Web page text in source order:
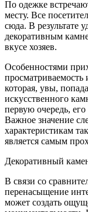
По одежке
месту. Все
сюда. В результате
декоративным
вкусе хозяев.
Особенностями
просматриваемость
которая, увы,
искусственного
первую очередь,
Важное значение
характеристикам
является самым
Декоративный
В связи со
перенасыщение
может создать